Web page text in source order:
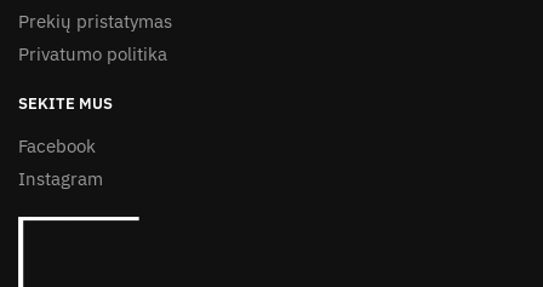
Prekių pristatymas
Privatumo politika
SEKITE MUS
Facebook
Instagram